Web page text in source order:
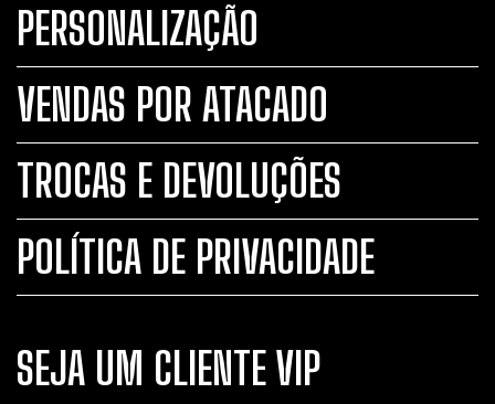
PERSONALIZAÇÃO
VENDAS POR ATACADO
TROCAS E DEVOLUÇÕES
POLÍTICA DE PRIVACIDADE
SEJA UM CLIENTE VIP